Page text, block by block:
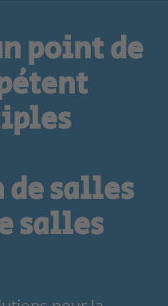
point de
salles
salles